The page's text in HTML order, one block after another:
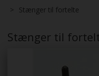
Stænger til fortelte
Stænger til